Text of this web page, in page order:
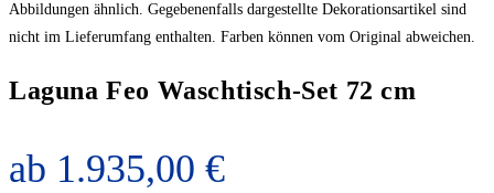
Abbildungen ähnlich. Gegebenenfalls dargestellte Dekorationsartikel sind
nicht im Lieferumfang enthalten. Farben können vom Original abweichen.
Laguna Feo Waschtisch-Set 72 cm
ab 1.935,00 €